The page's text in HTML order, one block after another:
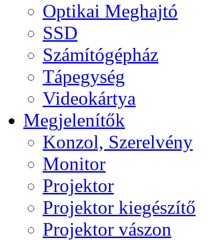
Optikai Meghajtó
SSD
Számítógépház
Tápegység
Videokártya
Megjelenítők
Konzol, Szerelvény
Monitor
Projektor
Projektor kiegészítő
Projektor vászon